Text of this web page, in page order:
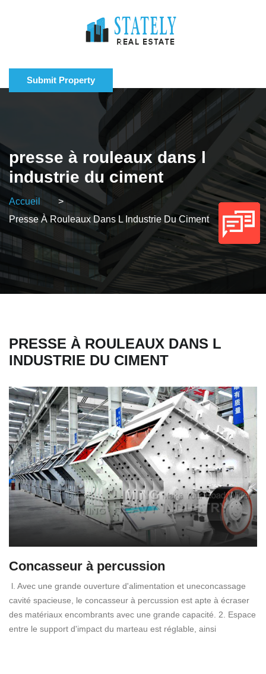
Submit Property
presse à rouleaux dans l
industrie du ciment
Accueil
>
Presse À Rouleaux Dans L Industrie Du Ciment
PRESSE À ROULEAUX DANS L
INDUSTRIE DU CIMENT
Concasseur à percussion
l. Avec une grande ouverture d'alimentation et uneconcassage
cavité spacieuse, le concasseur à percussion est apte à écraser
des matériaux encombrants avec une grande capacité. 2. Espace
entre le support d'impact du marteau est réglable, ainsi